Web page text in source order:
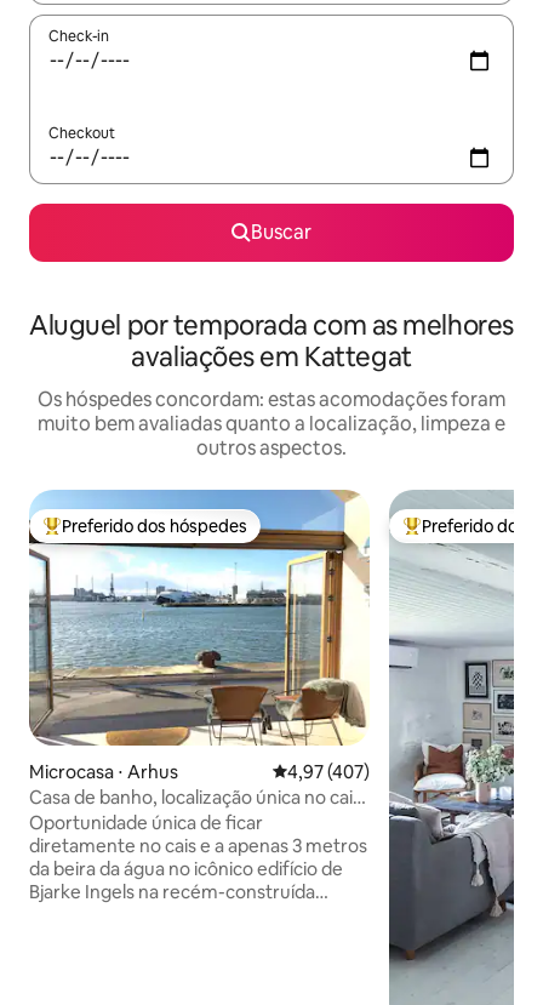
Check-in
Checkout
Buscar
Aluguel por temporada com as melhores
avaliações em Kattegat
Os hóspedes concordam: estas acomodações foram
muito bem avaliadas quanto a localização, limpeza e
outros aspectos.
Entre os melhores preferidos dos hóspedes
Preferido dos hóspedes
Microcasa ⋅ Arhus 4,97 de uma avaliação média de
4,97 (407)
Casa de banho, localização única no cais,
com estacionamento
Oportunidade única de ficar
diretamente no cais e a apenas 3 metros
da beira da água no icônico edifício de
Bjarke Ingels na recém-construída
Entre os
Preferido dos